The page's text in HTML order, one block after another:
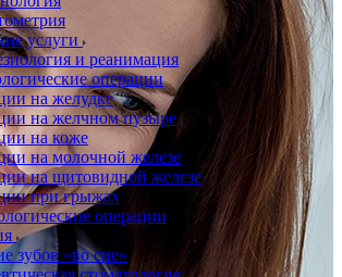
услуги
и реанимация
операции
на желудке
на желчном пузыре
на коже
на молочной железе
на щитовидной железе
при грыжах
операции
зубов «во сне»